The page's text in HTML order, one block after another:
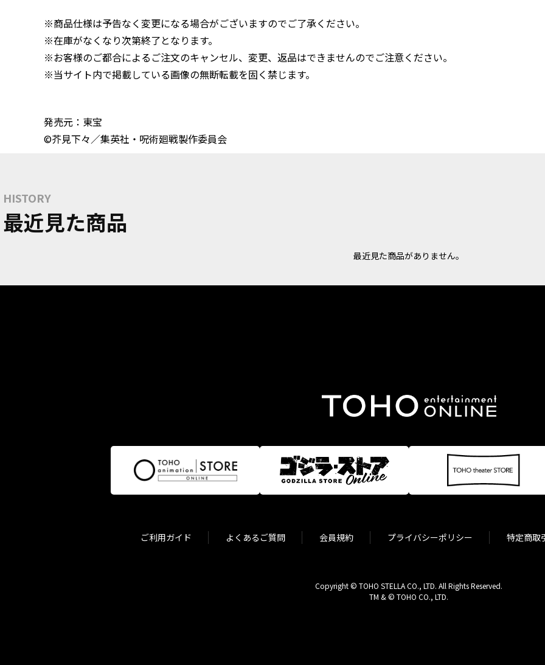
※商品仕様は予告なく変更になる場合がございますのでご了承ください。
※在庫がなくなり次第終了となります。
※お客様のご都合によるご注文のキャンセル、変更、返品はできませんのでご注意ください。
※当サイト内で掲載している画像の無断転載を固く禁じます。
発売元：東宝
©芥見下々／集英社・呪術廻戦製作委員会
HISTORY
最近見た商品
最近見た商品がありません。
ご利用ガイド よくあるご質問 会員規約 プライバシーポリシー 特定商取
Copyright © TOHO STELLA CO., LTD. All Rights Reserved.
TM & © TOHO CO., LTD.